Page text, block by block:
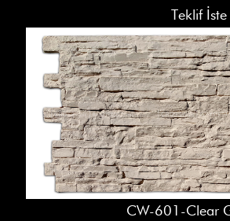
Teklif İste
CW-601-Clear